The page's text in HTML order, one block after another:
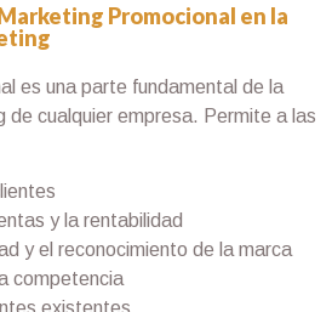
Promocional en la
es una parte fundamental de la
cualquier empresa. Permite a las
y la rentabilidad
y el reconocimiento de la marca
competencia